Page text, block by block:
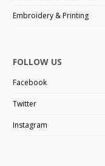
Embroidery & Printing
FOLLOW US
Facebook
Twitter
Instagram